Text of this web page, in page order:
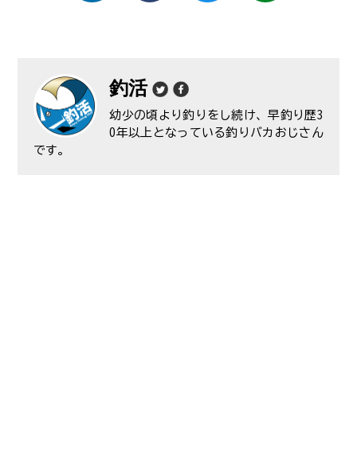
釣活
幼少の頃より釣りをし続け、早釣り歴3
0年以上となっている釣りバカおじさん
です。